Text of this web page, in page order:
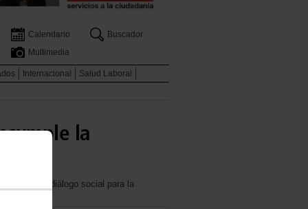
Calendario
Buscador
Multimedia
Internacional Salud Laboral
la
mesa del diálogo social para la